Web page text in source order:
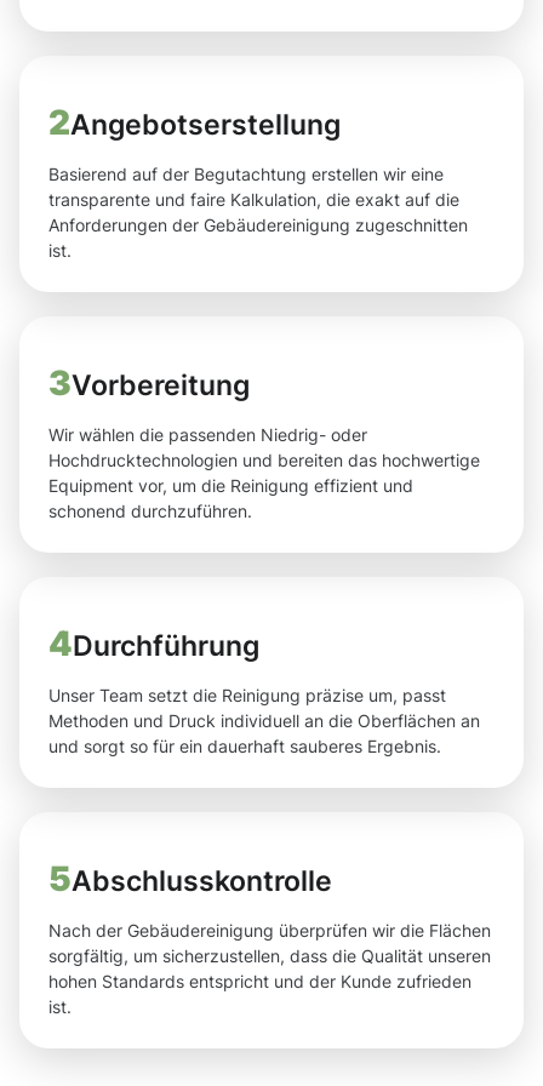
2Angebotserstellung
Basierend auf der Begutachtung erstellen wir eine
transparente und faire Kalkulation, die exakt auf die
Anforderungen der Gebäudereinigung zugeschnitten
ist.
3Vorbereitung
Wir wählen die passenden Niedrig- oder
Hochdrucktechnologien und bereiten das hochwertige
Equipment vor, um die Reinigung effizient und
schonend durchzuführen.
4Durchführung
Unser Team setzt die Reinigung präzise um, passt
Methoden und Druck individuell an die Oberflächen an
und sorgt so für ein dauerhaft sauberes Ergebnis.
5Abschlusskontrolle
Nach der Gebäudereinigung überprüfen wir die Flächen
sorgfältig, um sicherzustellen, dass die Qualität unseren
hohen Standards entspricht und der Kunde zufrieden
ist.